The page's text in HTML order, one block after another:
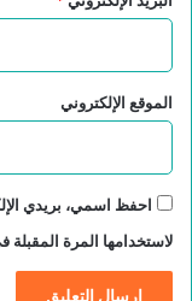
الموقع الإلكتروني
احفظ اسمي، بريدي
لاستخدامها المرة المقبلة